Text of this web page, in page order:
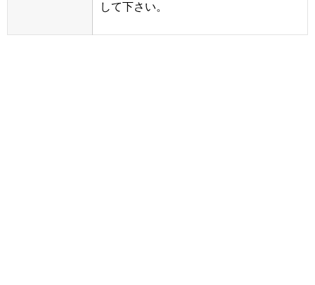
して下さい。